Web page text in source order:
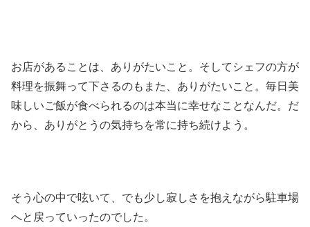
お店があることは、ありがたいこと。そしてシェフの方が
料理を振舞って下さるのもまた、ありがたいこと。毎日美
味しいご飯が食べられるのは本当に幸せなことなんだ。だ
から、ありがとうの気持ちを常に持ち続けよう。
そう心の中で呟いて、でも少し寂しさを抱えながら駐車場
へと戻っていったのでした。